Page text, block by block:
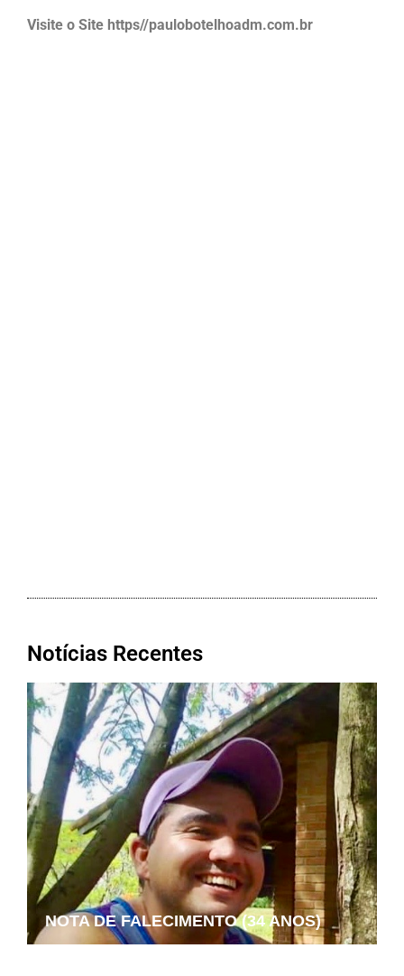
Visite o Site https//paulobotelhoadm.com.br
Notícias Recentes
NOTA DE FALECIMENTO (34 ANOS)